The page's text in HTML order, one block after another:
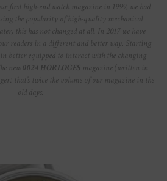
first high-end watch magazine in 1999, we had
the popularity of high-quality mechanical
this has not changed at all. In 2017 we have
readers in a different and better way. Starting
better equipped to interact with the changing
new 0024 HORLOGES magazine (written in
that’s twice the volume of our magazine in the
old days.